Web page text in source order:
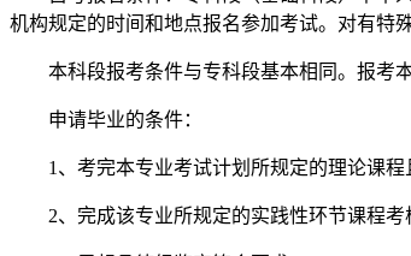
机构规定的时间和地点报名参加考试。对有特
本科段报考条件与专科段基本相同。报考
申请毕业的条件：
1、考完本专业考试计划所规定的理论课程
2、完成该专业所规定的实践性环节课程考